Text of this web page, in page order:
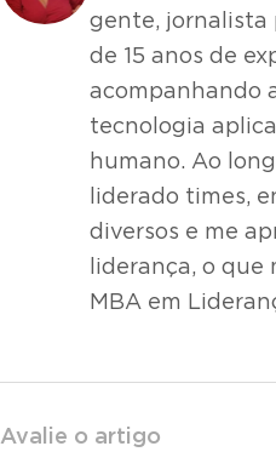
gente, jornalista
de 15 anos de
acompanhando
tecnologia
humano. Ao
liderado times,
diversos e me
liderança, o que
MBA em
Avalie o artigo